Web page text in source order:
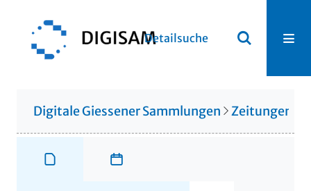
Detailsuche
Digitale Giessener Sammlungen Zeitungen